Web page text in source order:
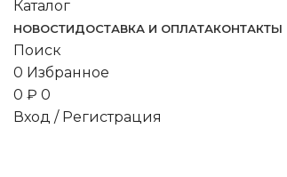
Каталог
НОВОСТИДОСТАВКА И ОПЛАТАКОНТАКТЫ
Поиск
0 Избранное
0 ₽ 0
Вход / Регистрация